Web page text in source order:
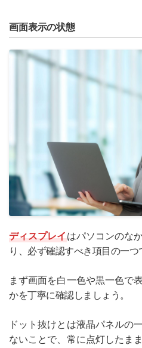
画面表示の状態
ディスプレイはパソコンのな
り、必ず確認すべき項目の一つ
まず画面を白一色や黒一色で
かを丁寧に確認しましょう。
ドット抜けとは液晶パネルの
ないことで、常に点灯したま